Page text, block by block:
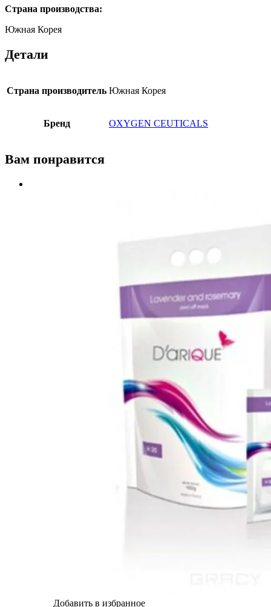
Страна производства:
Южная Корея
Детали
Страна производитель Южная Корея
Бренд OXYGEN CEUTICALS
Вам понравится
Добавить в избранное